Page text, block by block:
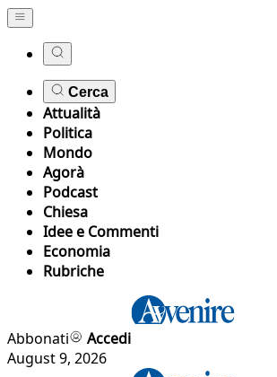
Cerca
Attualità
Politica
Mondo
Agorà
Podcast
Chiesa
Idee e Commenti
Economia
Rubriche
Abbonati
Accedi
August 9, 2026